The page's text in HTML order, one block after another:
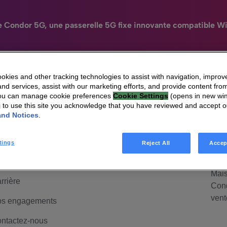
Condor 5G, une passerelle 5G fixe innovante compatible
HomeSight Industries Entreprise
sommes-nous
engagements
nous
HomeSight
and other tracking technologies to assist with navigation,
services, assist with our marketing efforts, and provide content
can manage cookie preferences Cookie Settings (opens in new
to use this site you acknowledge that you have reviewed and accept
Notices.
Reject All